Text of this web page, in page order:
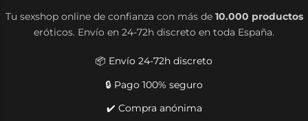
Tu sexshop online de confianza con más de 10.000 productos
eróticos. Envío en 24-72h discreto en toda España.
📦 Envío 24-72h discreto
🔒 Pago 100% seguro
✔️ Compra anónima